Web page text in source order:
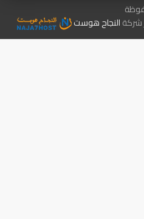
شركةالنجاح هوست